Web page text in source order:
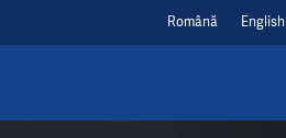
Română English